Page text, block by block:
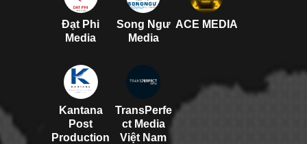
Đạt Phi
Media
Song Ngư
Media
ACE MEDIA
Kantana
Post
Production
TransPerfe
ct Media
Việt Nam